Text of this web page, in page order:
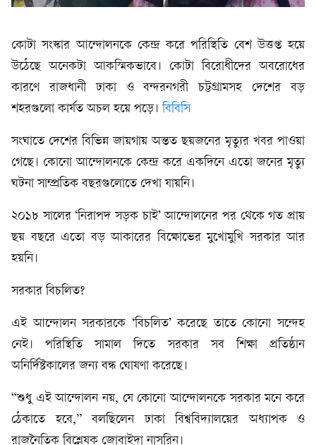
কোটা সংস্কার আন্দোলনকে কেন্দ্র করে পরিস্থিতি বেশ উত্তপ্ত হয়ে
উঠেছে অনেকটা আকস্মিকভাবে। কোটা বিরোধীদের অবরোধের
কারণে রাজধানী ঢাকা ও বন্দরনগরী চট্টগ্রামসহ দেশের বড়
শহরগুলো কার্যত অচল হয়ে পড়ে।বিবিসি
সংঘাতে দেশের বিভিন্ন জায়গায় অন্তত ছয়জনের মৃত্যুর খবর পাওয়া
গেছে। কোনো আন্দোলনকে কেন্দ্র করে একদিনে এতো জনের মৃত্যু
ঘটনা সাম্প্রতিক বছরগুলোতে দেখা যায়নি।
২০১৮ সালের ‘নিরাপদ সড়ক চাই’ আন্দোলনের পর থেকে গত প্রায়
ছয় বছরে এতো বড় আকারের বিক্ষোভের মুখোমুখি সরকার আর
হয়নি।
সরকার বিচলিত?
এই আন্দোলন সরকারকে ‘বিচলিত’ করেছে তাতে কোনো সন্দেহ
নেই। পরিস্থিতি সামাল দিতে সরকার সব শিক্ষা প্রতিষ্ঠান
অনির্দিষ্টকালের জন্য বন্ধ ঘোষণা করেছে।
“শুধু এই আন্দোলন নয়, যে কোনো আন্দোলনকে সরকার মনে করে
ঠেকাতে হবে,” বলছিলেন ঢাকা বিশ্ববিদ্যালয়ের অধ্যাপক ও
রাজনৈতিক বিশ্লেষক জোবাইদা নাসরিন।